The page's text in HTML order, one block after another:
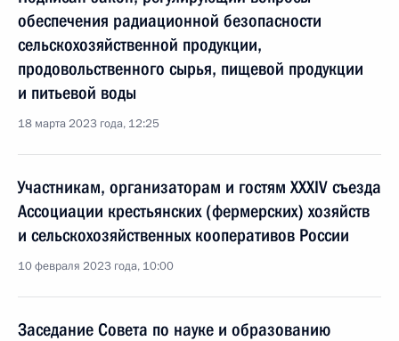
обеспечения радиационной безопасности
сельскохозяйственной продукции,
продовольственного сырья, пищевой продукции
и питьевой воды
18 марта 2023 года, 12:25
Участникам, организаторам и гостям XXXIV съезда
Ассоциации крестьянских (фермерских) хозяйств
и сельскохозяйственных кооперативов России
10 февраля 2023 года, 10:00
Заседание Совета по науке и образованию